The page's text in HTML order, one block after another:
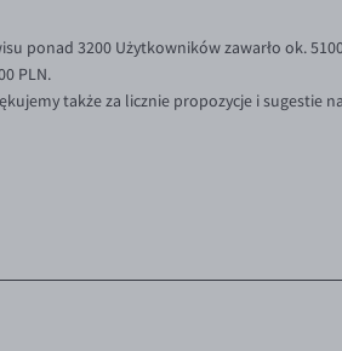
ponad 3200 Użytkowników zawarło ok.
PLN.
także za licznie propozycje i sugestie na